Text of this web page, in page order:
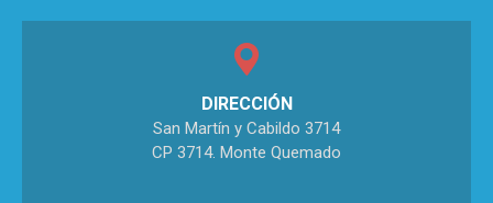
DIRECCIÓN
San Martín y Cabildo 3714
CP 3714. Monte Quemado